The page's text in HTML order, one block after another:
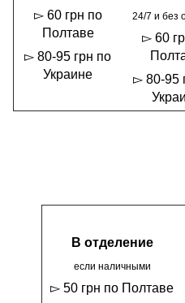
▻ 60 грн по
Полтаве
▻ 80-95 грн по
Украине
24/7 и без
▻ 60
▻ 80-95
В отделение
если наличными
▻ 50 грн по Полтаве